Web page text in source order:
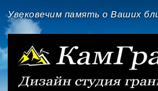
Увековечим память о Ваших